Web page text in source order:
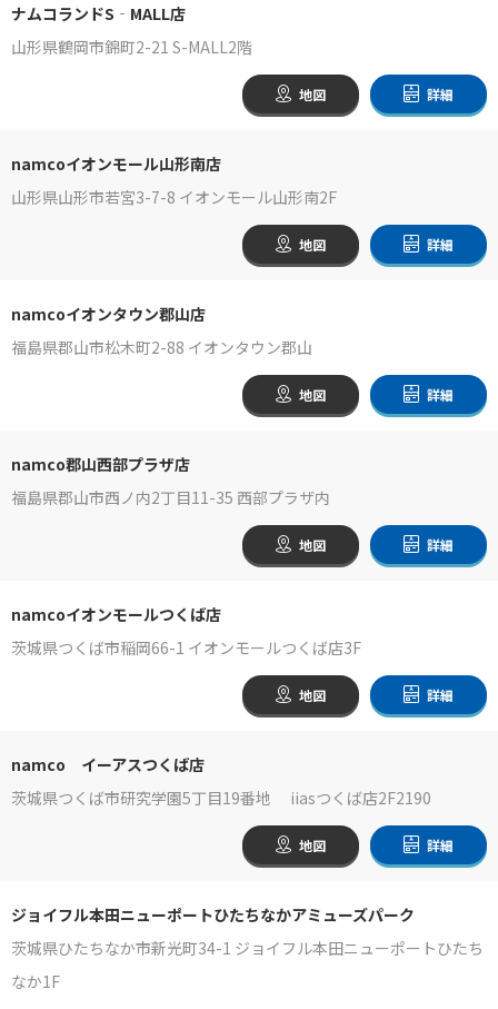
ナムコランドS‐MALL店
山形県鶴岡市錦町2-21 S-MALL2階
地図 詳細
namcoイオンモール山形南店
山形県山形市若宮3-7-8 イオンモール山形南2F
地図 詳細
namcoイオンタウン郡山店
福島県郡山市松木町2-88 イオンタウン郡山
地図 詳細
namco郡山西部プラザ店
福島県郡山市西ノ内2丁目11-35 西部プラザ内
地図 詳細
namcoイオンモールつくば店
茨城県つくば市稲岡66-1 イオンモールつくば店3F
地図 詳細
namco イーアスつくば店
茨城県つくば市研究学園5丁目19番地 iiasつくば店2F2190
地図 詳細
ジョイフル本田ニューポートひたちなかアミューズパーク
茨城県ひたちなか市新光町34-1 ジョイフル本田ニューポートひたち
なか1F